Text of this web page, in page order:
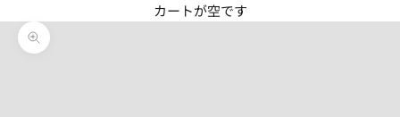
カートが空です
ズームイン